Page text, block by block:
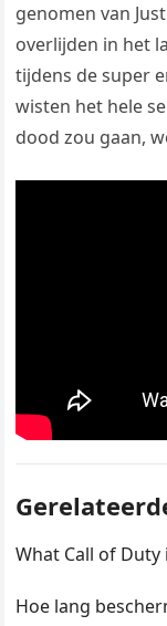
genomen van
overlijden in het
tijdens de super
wisten het hele
dood zou gaan,
What Call of Duty
Hoe lang